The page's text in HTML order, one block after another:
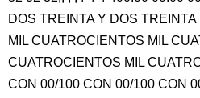
DOS TREINTA Y DOS
MIL CUATROCIENTOS MIL
CUATROCIENTOS MIL
CON 00/100 CON 00/100 CON